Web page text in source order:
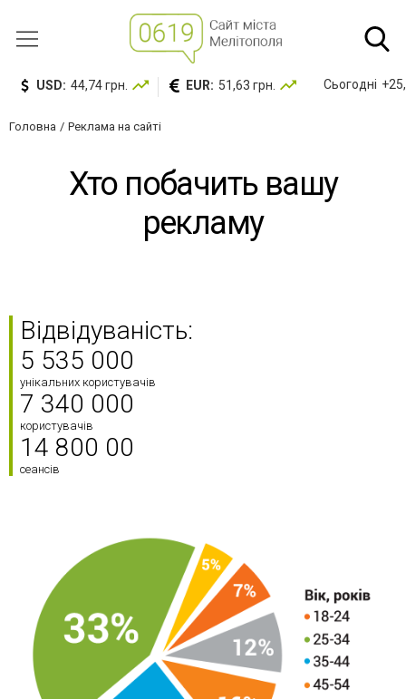
USD: 44,74 грн. EUR: 51,63 грн. Сьогодні
Головна Реклама на сайті
Хто побачить вашу
рекламу
Відвідуваність:
5 535 000
унікальних користувачів
7 340 000
користувачів
14 800 00
сеансів